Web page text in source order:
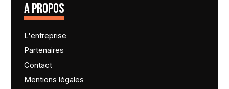
A PROPOS
L'entreprise
Partenaires
Contact
Mentions légales